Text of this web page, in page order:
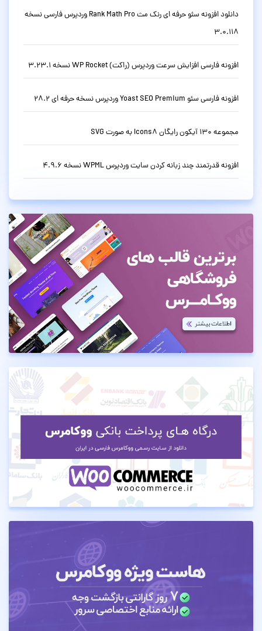
دانلود افزونه سئو حرفه ای رنک مث Rank Math Pro وردپرس فارسی نسخه
3.0.118
افزونه فارسی افزایش سرعت وردپرس (راکت) WP Rocket نسخه 3.23.1
افزونه فارسی سئو Yoast SEO Premium وردپرس نسخه حرفه ای 28.2
مجموعه 130 آیکون رایگان Icons8 به صورت SVG
افزونه قدرتمند چند زبانه کردن سایت وردپرس WPML نسخه 4.9.6